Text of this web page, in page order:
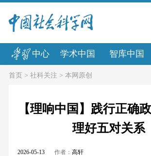
中心 学术中国 智库中国
首页> 社科关注 > 本网原创
【理响中国】践行正确
理好五对关系
2026-05-13 作者： 高轩